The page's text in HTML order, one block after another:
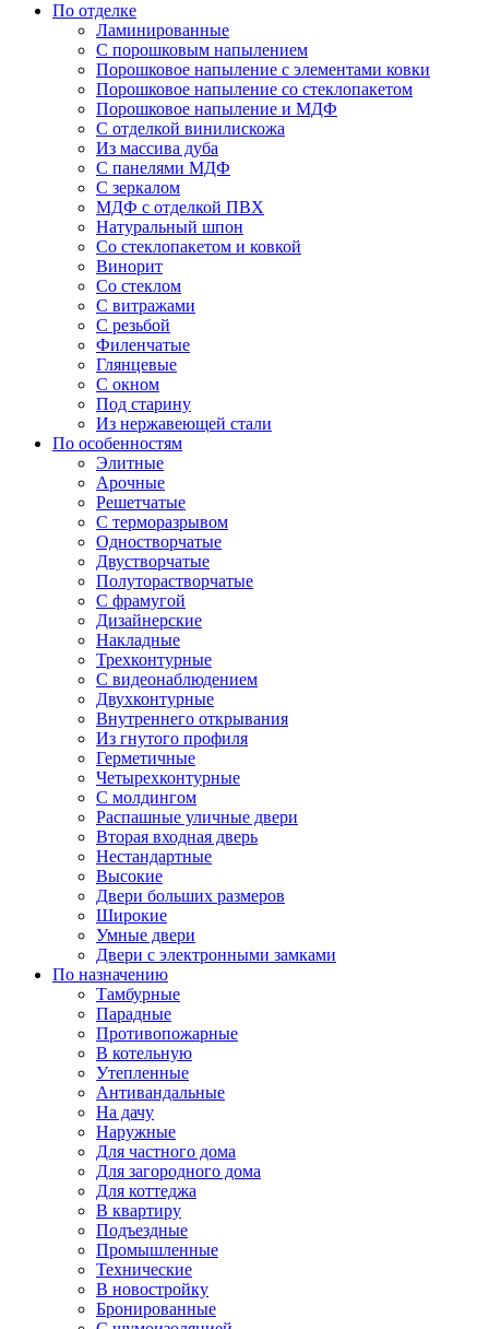
По отделке
Ламинированные
С порошковым напылением
Порошковое напыление с элементами ковки
Порошковое напыление со стеклопакетом
Порошковое напыление и МДФ
С отделкой винилискожа
Из массива дуба
С панелями МДФ
С зеркалом
МДФ с отделкой ПВХ
Натуральный шпон
Со стеклопакетом и ковкой
Винорит
Со стеклом
С витражами
С резьбой
Филенчатые
Глянцевые
С окном
Под старину
Из нержавеющей стали
По особенностям
Элитные
Арочные
Решетчатые
С терморазрывом
Одностворчатые
Двустворчатые
Полуторастворчатые
С фрамугой
Дизайнерские
Накладные
Трехконтурные
С видеонаблюдением
Двухконтурные
Внутреннего открывания
Из гнутого профиля
Герметичные
Четырехконтурные
С молдингом
Распашные уличные двери
Вторая входная дверь
Нестандартные
Высокие
Двери больших размеров
Широкие
Умные двери
Двери с электронными замками
По назначению
Тамбурные
Парадные
Противопожарные
В котельную
Утепленные
Антивандальные
На дачу
Наружные
Для частного дома
Для загородного дома
Для коттеджа
В квартиру
Подъездные
Промышленные
Технические
В новостройку
Бронированные